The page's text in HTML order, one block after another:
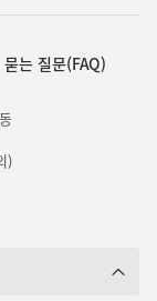
는 질문(FAQ)
)